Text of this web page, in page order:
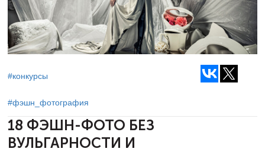
#конкурсы
#фэшн_фотография
18 ФЭШН-ФОТО БЕЗ
ВУЛЬГАРНОСТИ И